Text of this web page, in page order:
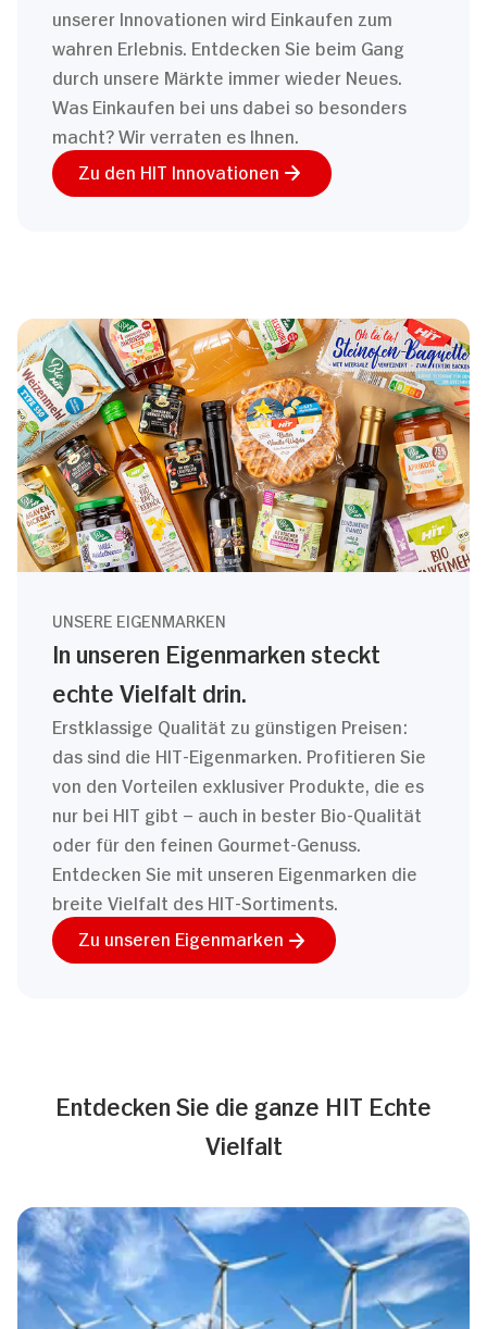
unserer Innovationen wird Einkaufen zum
wahren Erlebnis. Entdecken Sie beim Gang
durch unsere Märkte immer wieder Neues.
Was Einkaufen bei uns dabei so besonders
macht? Wir verraten es Ihnen.
Zu den HIT Innovationen
UNSERE EIGENMARKEN
In unseren Eigenmarken steckt
echte Vielfalt drin.
Erstklassige Qualität zu günstigen Preisen:
das sind die HIT-Eigenmarken. Profitieren Sie
von den Vorteilen exklusiver Produkte, die es
nur bei HIT gibt – auch in bester Bio-Qualität
oder für den feinen Gourmet-Genuss.
Entdecken Sie mit unseren Eigenmarken die
breite Vielfalt des HIT-Sortiments.
Zu unseren Eigenmarken
Entdecken Sie die ganze HIT Echte
Vielfalt